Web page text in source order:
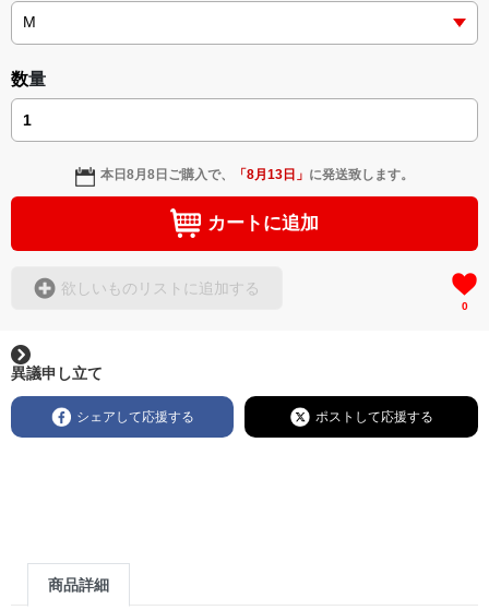
数量
本日8月8日 ご購入で、 「8月13日 」 に発送致します。
カートに追加
欲しいものリストに追加する
0
異議申し立て
シェアして応援する ポストして応援する
商品詳細